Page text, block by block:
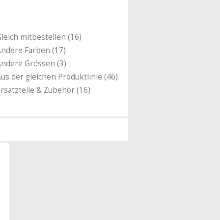
mitbestellen (16)
Farben (17)
Grössen (3)
der gleichen Produktlinie (46)
& Zubehör (16)